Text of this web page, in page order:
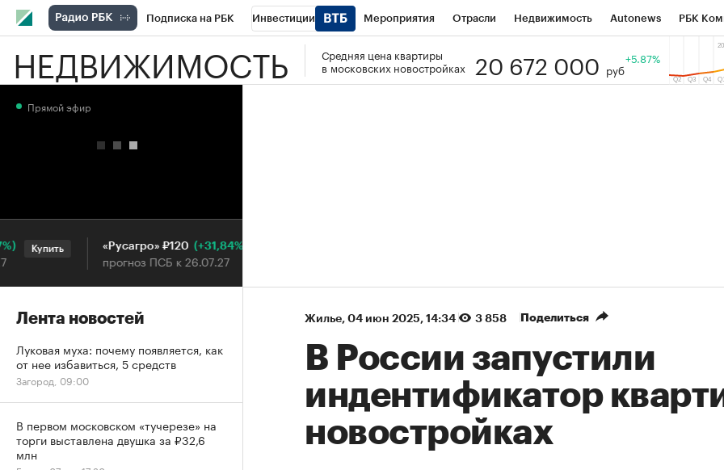
Подписка на РБК Инвестиции Мероприятия Отрасли Недвижимость Autonews РБК
РБК Вино Спорт Школа управления РБК РБК Образование Тренды
НЕДВИЖИМОСТЬ
Средняя цена квартиры
в московских новостройках
20 672 000 руб
+5.87%
Жилье⁠, 04 июн 2025, 14:34 3 858 Поделиться
В России запустили
индентификатор
новостройках
Прямой эфир
Купить «Русагро» ₽120 (+31,84%)
прогноз ПСБ к 26.07.27
Лента новостей
Луковая муха: почему появляется, как
от нее избавиться, 5 средств
Загород, 09:00
В первом московском «тучерезе» на
торги выставлена двушка за ₽32,6
млн